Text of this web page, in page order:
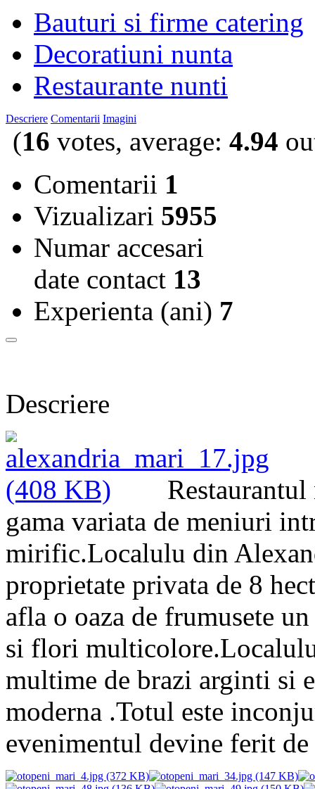
Bauturi si firme catering
Decoratiuni nunta
Restaurante nunti
Descriere Comentarii Imagini
(16 votes, average: 4.94
Comentarii 1
Vizualizari 5955
Numar accesari
date contact 13
Experienta (ani) 7
Descriere
gama variata de meniuri
mirific.Localulu din
proprietate privata de 8
afla o oaza de frumusete
si flori multicolore.
multime de brazi arginti si
moderna .Totul este
evenimentul devine ferit